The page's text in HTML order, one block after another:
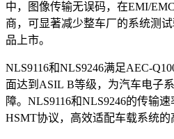
中，图像传输无误码，在EMI/
商，可显著减少整车厂的系统测
品上市。
NLS9116和NLS9246满足AEC-
面达到ASIL B等级，为汽车电子
障。NLS9116和NLS9246的传输速
HSMT协议，高效适配车载系统的